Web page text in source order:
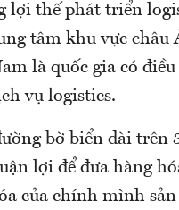
lợi thế phát triển
tâm khu vực
là quốc gia có
vụ logistics.
bờ biển dài trên
lợi để đưa hàng
của chính mình